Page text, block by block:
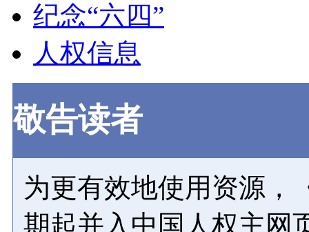
纪念“六四”
人权信息
敬告读者
为更有效地使用资源，
期起并入中国人权主网